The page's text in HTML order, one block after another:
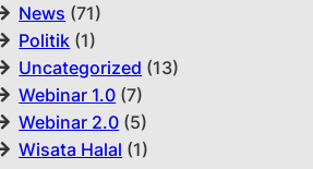
News (71)
Politik (1)
Uncategorized (13)
Webinar 1.0 (7)
Webinar 2.0 (5)
Wisata Halal (1)